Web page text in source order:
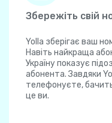
Збережіть свій
Yolla зберігає ваш
Навіть найкраща
Україну показує
абонента. Завдяки
телефонуєте,
це ви.